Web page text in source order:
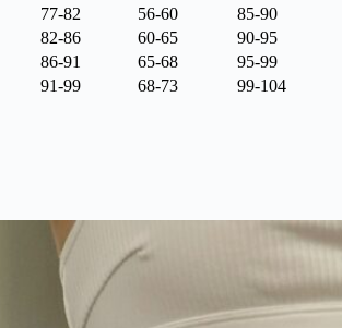
77-82 56-60
85-90
82-86 60-65
90-95
86-91 65-68
95-99
91-99 68-73 99-104